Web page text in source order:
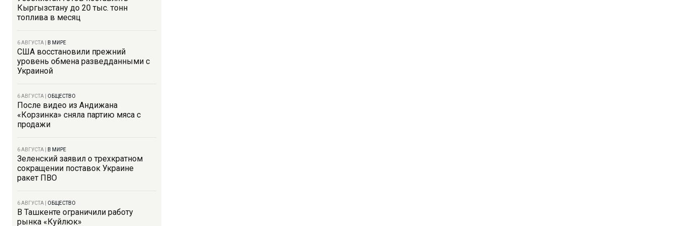
Кыргызстану до 20 тыс. тонн
топлива в месяц
6 АВГУСТА В МИРЕ
США восстановили прежний
уровень обмена разведданными с
Украиной
6 АВГУСТА ОБЩЕСТВО
После видео из Андижана
«Корзинка» сняла партию мяса с
продажи
6 АВГУСТА В МИРЕ
Зеленский заявил о трехкратном
сокращении поставок Украине
ракет ПВО
6 АВГУСТА ОБЩЕСТВО
В Ташкенте ограничили работу
рынка «Куйлюк»